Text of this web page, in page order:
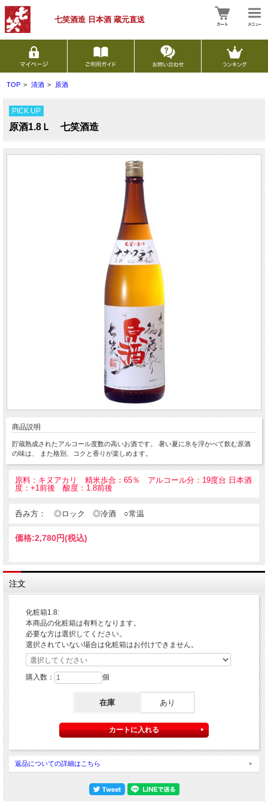
七笑酒造 日本酒 蔵元直送
TOP > 清酒 > 原酒
PICK UP
原酒1.8Ｌ 七笑酒造
商品説明
貯蔵熟成されたアルコール度数の高いお酒です。 暑い夏に氷を浮かべて飲む原酒
の味は、 また格別、コクと香りが楽しめます。
原料：キヌアカリ 精米歩合：65％ アルコール分：19度台 日本酒
度：+1前後 酸度：1.8前後
呑み方： ◎ロック ◎冷酒 ○常温
価格:2,780円(税込)
注文
化粧箱1.8:
本商品の化粧箱は有料となります。
必要な方は選択してください。
選択されていない場合は化粧箱はお付けできません。
購入数： 個
在庫 あり
返品についての詳細はこちら